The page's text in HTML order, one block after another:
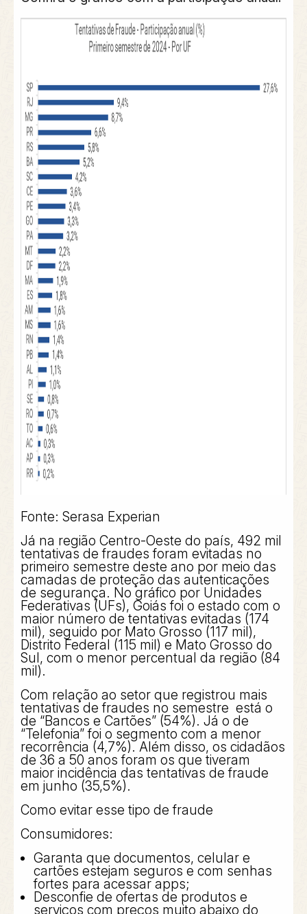
Fonte: Serasa Experian
Já na região Centro-Oeste do país, 492 mil
tentativas de fraudes foram evitadas no
primeiro semestre deste ano por meio das
camadas de proteção das autenticações
de segurança. No gráfico por Unidades
Federativas (UFs), Goiás foi o estado com o
maior número de tentativas evitadas (174
mil), seguido por Mato Grosso (117 mil),
Distrito Federal (115 mil) e Mato Grosso do
Sul, com o menor percentual da região (84
mil).
Com relação ao setor que registrou mais
tentativas de fraudes no semestre está o
de “Bancos e Cartões” (54%). Já o de
“Telefonia” foi o segmento com a menor
recorrência (4,7%). Além disso, os cidadãos
de 36 a 50 anos foram os que tiveram
maior incidência das tentativas de fraude
em junho (35,5%).
Como evitar esse tipo de fraude
Consumidores:
Garanta que documentos, celular e
cartões estejam seguros e com senhas
fortes para acessar apps;
Desconfie de ofertas de produtos e
serviços com preços muito abaixo do